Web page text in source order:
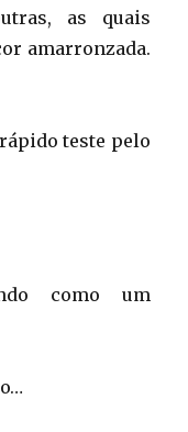
as quais
amarronzada.
teste pelo
como um